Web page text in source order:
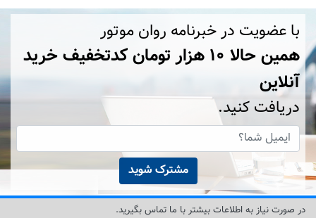
با عضویت در خبرنامه روان موتور
همین حالا ۱۰ هزار تومان کد‌تخفیف خرید
آنلاین
دریافت کنید.
مشترک شوید
در صورت نیاز به اطلاعات بیشتر با ما تماس بگیرید.